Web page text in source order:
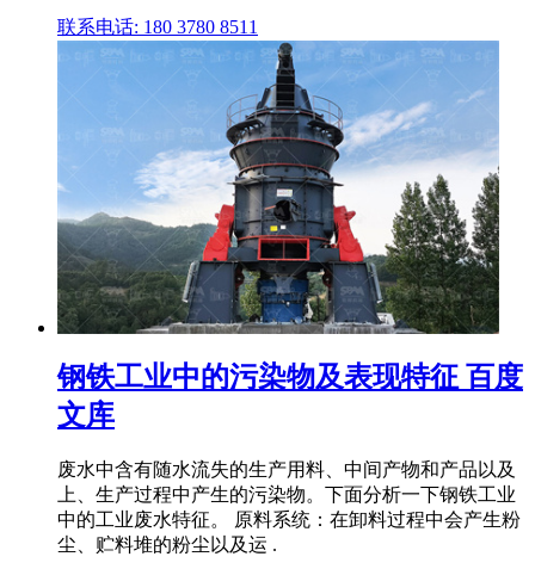
联系电话: 180 3780 8511
钢铁工业中的污染物及表现特征 百度
文库
废水中含有随水流失的生产用料、中间产物和产品以及
上、生产过程中产生的污染物。下面分析一下钢铁工业
中的工业废水特征。 原料系统：在卸料过程中会产生粉
尘、贮料堆的粉尘以及运 .